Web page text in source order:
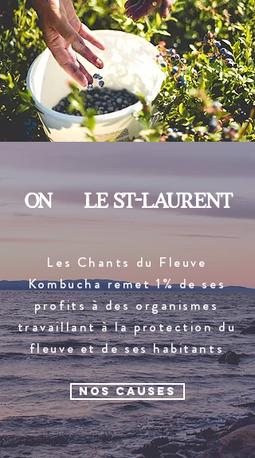
on le st-laurent
Les Chants du Fleuve
Kombucha remet 1% de ses
profits à des organismes
travaillant à la protection du
fleuve et de ses habitants
NOS CAUSES